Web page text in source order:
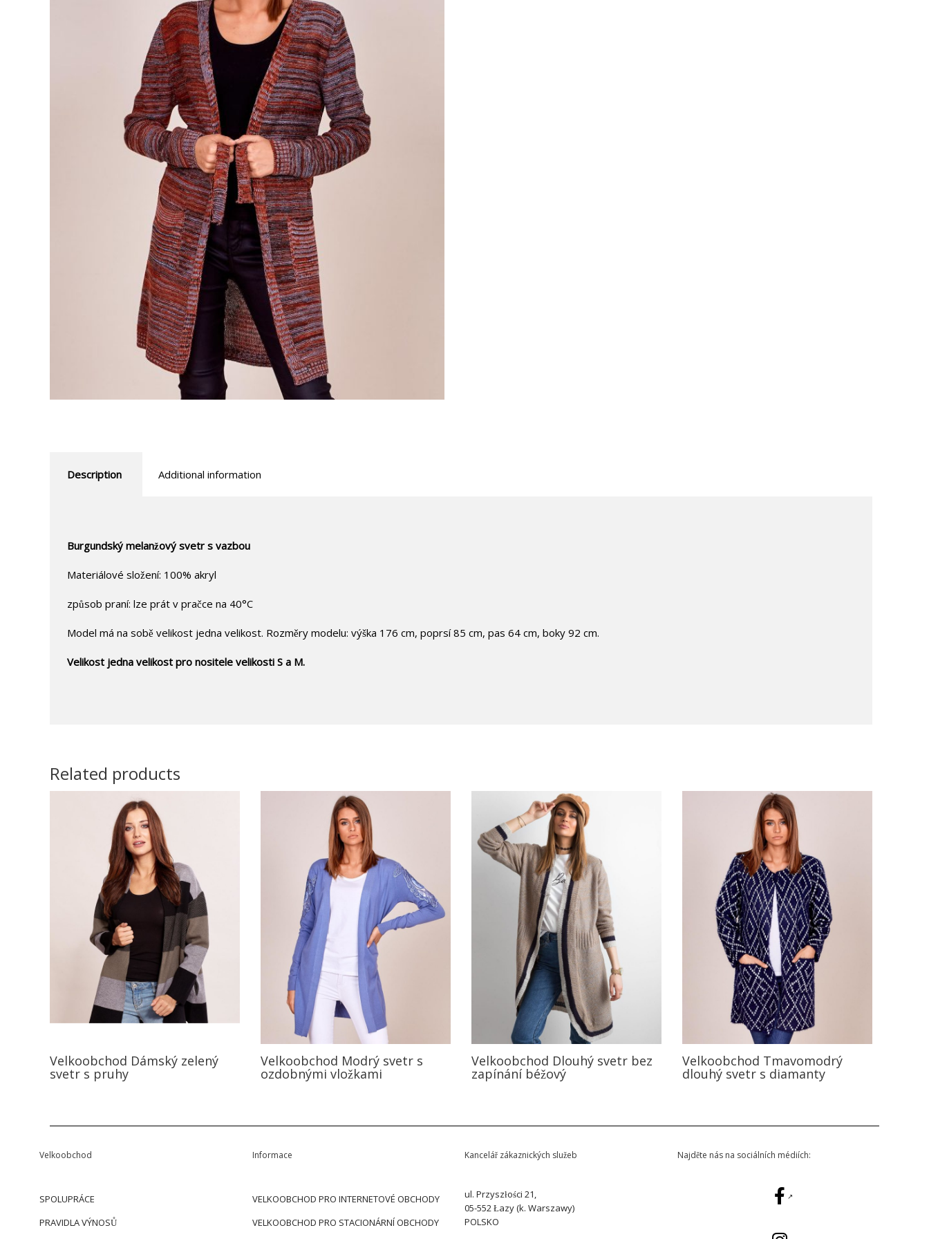
Description Additional information
Burgundský melanžový svetr s vazbou
Materiálové složení: 100% akryl
způsob praní: lze prát v pračce na 40°C
Model má na sobě velikost jedna velikost. Rozměry modelu: výška 176 cm, poprsí 85 cm, pas 64 cm, boky 92 cm.
Velikost jedna velikost pro nositele velikosti S a M.
Related products
Velkoobchod Dámský zelený
svetr s pruhy
Velkoobchod Modrý svetr s
ozdobnými vložkami
Velkoobchod Dlouhý svetr bez
zapínání béžový
Velkoobchod Tmavomodrý
dlouhý svetr s diamanty
Velkoobchod
SPOLUPRÁCE
PRAVIDLA VÝNOSŮ
Informace
VELKOOBCHOD PRO INTERNETOVÉ OBCHODY
VELKOOBCHOD PRO STACIONÁRNÍ OBCHODY
Kancelář zákaznických služeb
ul. Przyszłości 21,
05-552 Łazy (k. Warszawy)
POLSKO
Najděte nás na sociálních médiích: